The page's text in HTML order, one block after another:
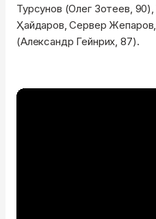
Турсунов (Олег Зотеев,
Ҳайдаров, Сервер
(Александр Гейнрих, 87).